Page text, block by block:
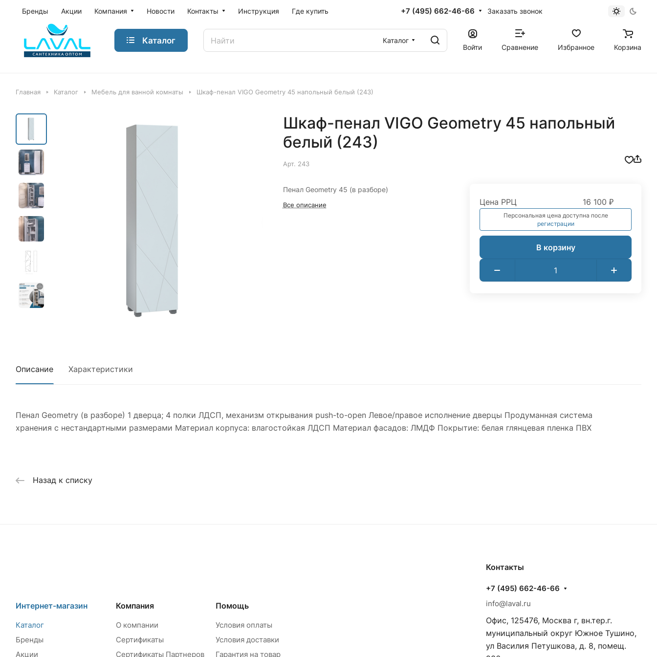
Бренды Акции Компания Новости Контакты Инструкция Где купить +7 (495) 662-46-66 Заказать звонок
Каталог
Каталог
Войти
Сравнение Избранное Корзина
Главная Каталог Мебель для ванной комнаты Шкаф-пенал VIGO Geometry 45 напольный белый (243)
Шкаф-пенал VIGO Geometry 45 напольный
белый (243)
Арт. 243
Пенал Geometry 45 (в разборе)
Все описание Цена РРЦ 16 100 ₽
Персональная цена доступна после
регистрации
В корзину
Описание Характеристики
Пенал Geometry (в разборе) 1 дверца; 4 полки ЛДСП, механизм открывания push-to-open Левое/правое исполнение дверцы Продуманная система
хранения с нестандартными размерами Материал корпуса: влагостойкая ЛДСП Материал фасадов: ЛМДФ Покрытие: белая глянцевая пленка ПВХ
Назад к списку
Интернет-магазин
Каталог
Бренды
Акции
Компания
О компании
Сертификаты
Сертификаты Партнеров
Помощь
Условия оплаты
Условия доставки
Гарантия на товар
Контакты
+7 (495) 662-46-66
info@laval.ru
Офис, 125476, Москва г, вн.тер.г.
муниципальный округ Южное Тушино,
ул Василия Петушкова, д. 8, помещ.